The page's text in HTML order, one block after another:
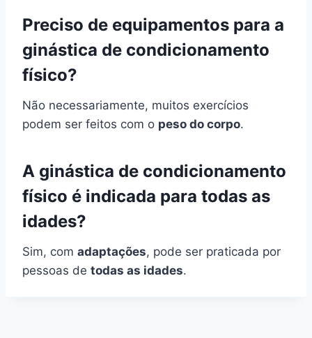
Preciso de equipamentos para a
ginástica de condicionamento
físico?
Não necessariamente, muitos exercícios
podem ser feitos com o peso do corpo.
A ginástica de condicionamento
físico é indicada para todas as
idades?
Sim, com adaptações, pode ser praticada por
pessoas de todas as idades.